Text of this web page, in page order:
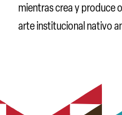
mientras crea y produce
arte institucional nativo